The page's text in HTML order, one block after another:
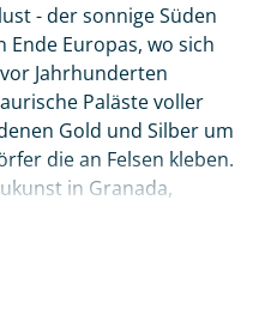
- der sonnige Süden
Ende Europas, wo sich
Jahrhunderten
Paläste voller
Gold und Silber um
die an Felsen kleben.
in Granada,
an eine fruchtbare
mit Weinbergen,